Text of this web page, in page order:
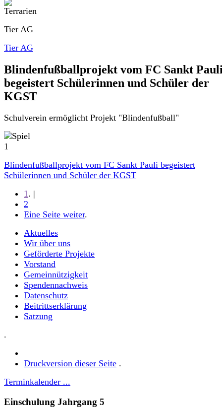
Tier AG
Tier AG
Blindenfußballprojekt vom FC Sankt
begeistert Schülerinnen und Schüler der
KGST
Schulverein ermöglicht Projekt "Blindenfußball"
Blindenfußballprojekt vom FC Sankt Pauli begeistert
Schülerinnen und Schüler der KGST
1. |
2
Eine Seite weiter.
Aktuelles
Wir über uns
Geförderte Projekte
Vorstand
Gemeinnützigkeit
Spendennachweis
Datenschutz
Beitrittserklärung
Satzung
.
Druckversion dieser Seite .
Terminkalender ...
Einschulung Jahrgang 5